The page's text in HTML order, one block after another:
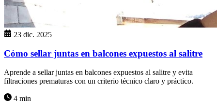
23 dic. 2025
Cómo sellar juntas en balcones expuestos al salitre
Aprende a sellar juntas en balcones expuestos al salitre y evita
filtraciones prematuras con un criterio técnico claro y práctico.
4 min